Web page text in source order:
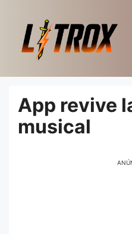
conteúdo
App revive
musical